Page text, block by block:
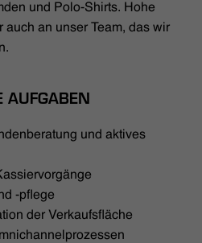
und Polo-Shirts. Hohe
auch an unser Team, das wir
AUFGABEN
und aktives
-pflege
der Verkaufsfläche